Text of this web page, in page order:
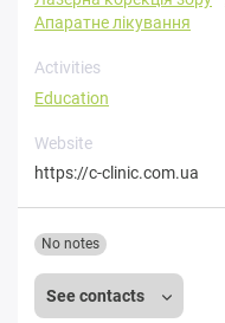
Апаратне лікування
Activities
Education
Website
https://c-clinic.com.ua
See contacts
No notes